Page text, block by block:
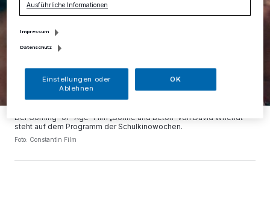
Der Coming-of-Age-Film „Sonne und Beton“ von David Wnendt
steht auf dem Programm der Schulkinowochen.
Foto: Constantin Film
Ausführliche Informationen
Impressum
Datenschutz
Einstellungen oder
Ablehnen
OK